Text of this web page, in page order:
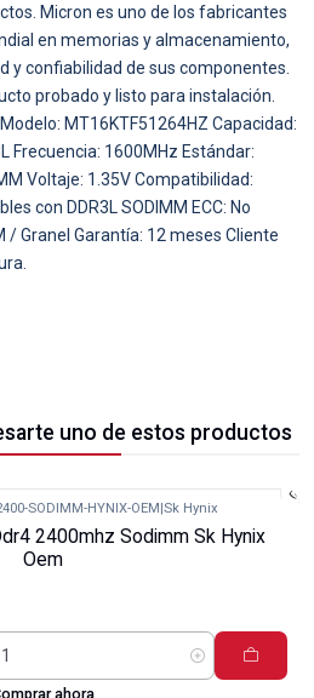
Micron es uno de los fabricantes
en memorias y almacenamiento,
y confiabilidad de sus componentes.
probado y listo para instalación.
MT16KTF51264HZ Capacidad:
Frecuencia: 1600MHz Estándar:
Voltaje: 1.35V Compatibilidad:
con DDR3L SODIMM ECC: No
/ Granel Garantía: 12 meses Cliente
uno de estos productos
SODIMM-HYNIX-OEM|Sk Hynix
2400mhz Sodimm Sk Hynix
Oem
ahora